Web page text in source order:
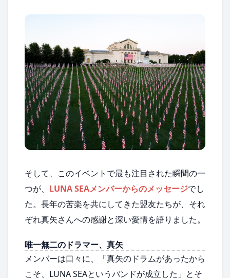
そして、このイベントで最も注目された瞬間の一
つが、 LUNA SEAメンバーからのメッセージでし
た。長年の苦楽を共にしてきた盟友たちが、それ
ぞれ真矢さんへの感謝と深い愛情を語りました。
唯一無二のドラマー、真矢
メンバーは口々に、「真矢のドラムがあったから
こそ、LUNA SEAというバンドが成立した」とそ